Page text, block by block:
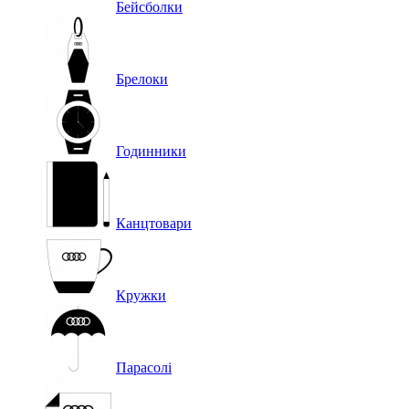
Бейсболки
Брелоки
Годинники
Канцтовари
Кружки
Парасолі